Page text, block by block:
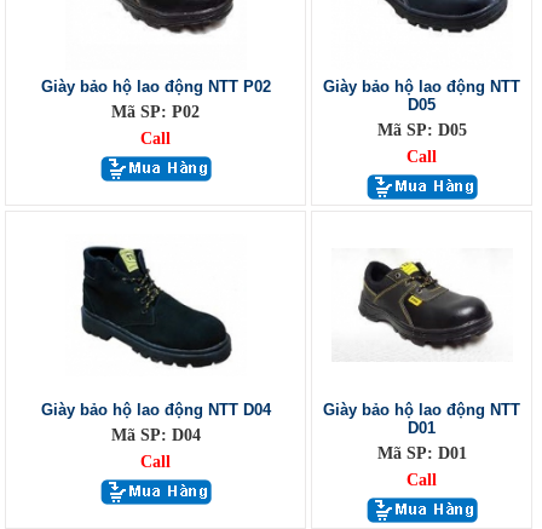
Giày bảo hộ lao động NTT P02
Mã SP: P02
Call
Giày bảo hộ lao động NTT
D05
Mã SP: D05
Call
Giày bảo hộ lao động NTT D04
Mã SP: D04
Call
Giày bảo hộ lao động NTT
D01
Mã SP: D01
Call